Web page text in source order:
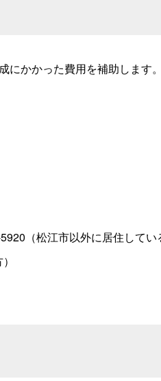
にかかった費用を補助します
（松江市以外に居住してい